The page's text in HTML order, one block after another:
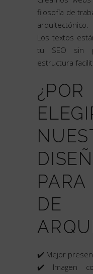
filosofía de
arquitectónico.
Los textos
tu SEO sin
estructura
DE
✔️ Mejor
✔️ Imagen